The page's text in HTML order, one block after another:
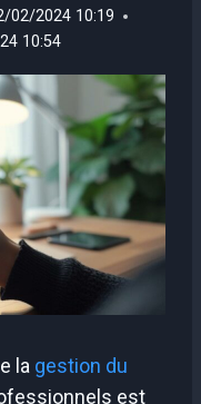
02/2024 10:19
10:54
la gestion du
est